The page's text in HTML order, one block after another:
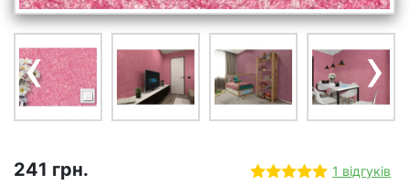
‹ ›
241 грн. 1 відгуків